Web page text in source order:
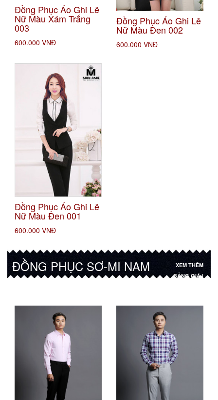
Đồng Phục Áo Ghi Lê
Nữ Màu Xám Trắng
003
600.000 VNĐ
Đồng Phục Áo Ghi Lê
Nữ Màu Đen 002
600.000 VNĐ
Đồng Phục Áo Ghi Lê
Nữ Màu Đen 001
600.000 VNĐ
ĐỒNG PHỤC SƠ-MI NAM
XEM THÊM
BẢNG GIÁ |